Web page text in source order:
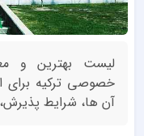
لیست بهترین و
خصوصی ترکیه برای
آن ها، شرایط